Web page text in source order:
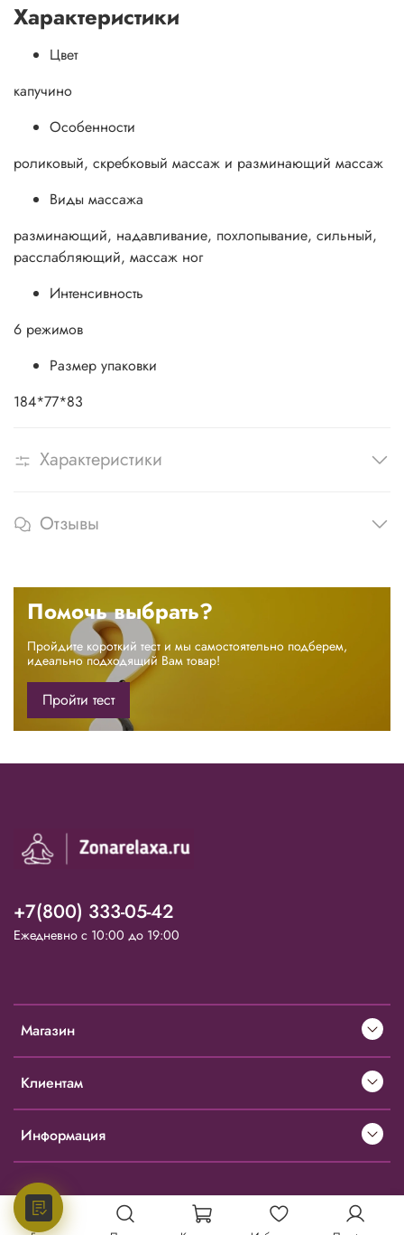
Характеристики
Цвет
капучино
Особенности
роликовый, скребковый массаж и разминающий массаж
Виды массажа
разминающий, надавливание, похлопывание, сильный,
расслабляющий, массаж ног
Интенсивность
6 режимов
Размер упаковки
184*77*83
Характеристики
Отзывы
Помочь выбрать?
Пройдите короткий тест и мы самостоятельно подберем,
идеально подходящий Вам товар!
Пройти тест
Магазин
Клиентам
Информация
+7(800) 333-05-42
Ежедневно с 10:00 до 19:00